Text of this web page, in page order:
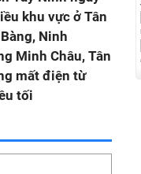
khu vực ở Tân
Ninh
Minh Châu, Tân
mất điện từ
tối